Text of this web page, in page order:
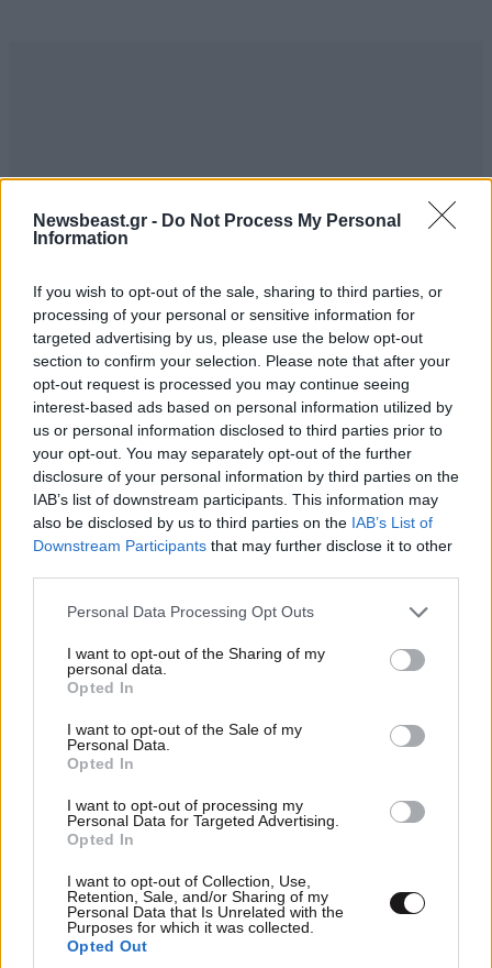
Newsbeast.gr - Do Not Process My Personal
Information
If you wish to opt-out of the sale, sharing to third parties, or
processing of your personal or sensitive information for
targeted advertising by us, please use the below opt-out
section to confirm your selection. Please note that after your
opt-out request is processed you may continue seeing
interest-based ads based on personal information utilized by
us or personal information disclosed to third parties prior to
your opt-out. You may separately opt-out of the further
disclosure of your personal information by third parties on the
IAB’s list of downstream participants. This information may
also be disclosed by us to third parties on the IAB’s List of
Downstream Participants that may further disclose it to other
Please note that this website/app uses one or more Google
not limited to your visit or usage behaviour. You may click to
grant or deny consent to Google and its third-party tags to
use your data for below specified purposes in below Google
consent section.
Personal Data Processing Opt Outs
I want to opt-out of the Sharing of my
personal data.
Opted In
I want to opt-out of the Sale of my
Personal Data.
Opted In
I want to opt-out of processing my
Personal Data for Targeted Advertising.
Opted In
I want to opt-out of Collection, Use,
Retention, Sale, and/or Sharing of my
Personal Data that Is Unrelated with the
Purposes for which it was collected.
Opted Out
0 ΣΧΌΛΙΑ ΑΝΑΓΝΩΣΤΏΝ
ΠΡΟΣΘΕΣΤΕ ΤΟ ΣΧΟΛΙΟ ΣΑΣ
Xαρακτήρες: 0/1000
Διαβάστε και ακολουθήστε τους κανόνες σχολιασμού
ΠΡΟΣΘΗΚΗ